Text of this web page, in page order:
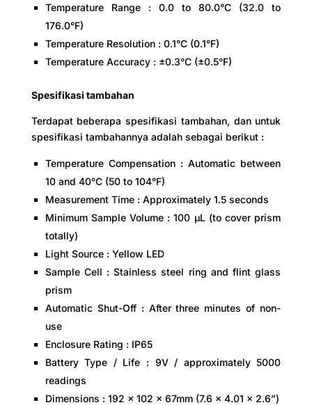
Temperature Range : 0.0 to 80.0°C (32.0 to
176.0°F)
Temperature Resolution : 0.1°C (0.1°F)
Temperature Accuracy : ±0.3°C (±0.5°F)
Spesifikasi tambahan
Terdapat beberapa spesifikasi tambahan, dan untuk
spesifikasi tambahannya adalah sebagai berikut :
Temperature Compensation : Automatic between
10 and 40°C (50 to 104°F)
Measurement Time : Approximately 1.5 seconds
Minimum Sample Volume : 100 µL (to cover prism
totally)
Light Source : Yellow LED
Sample Cell : Stainless steel ring and flint glass
prism
Automatic Shut-Off : After three minutes of non-
use
Enclosure Rating : IP65
Battery Type / Life : 9V / approximately 5000
readings
Dimensions : 192 x 102 x 67mm (7.6 x 4.01 x 2.6”)